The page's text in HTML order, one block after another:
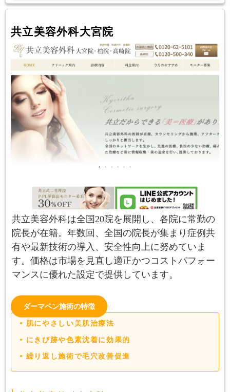
共立美容外科大宮院
共立美容外科は全国20院を展開し、各院に常勤の
院長が在籍。年数回、全国の院長が集まり症例共
有や最新技術の導入、安全性向上に努めていま
す。価格は市場を見直し適正かつコストパフォー
マンスに優れた設定で提供しています。
ダーマペン施術の特徴
肌にやさしい美肌治療法
にきび跡や色素沈着に効果的
繰り返し施術で毛穴改善促進